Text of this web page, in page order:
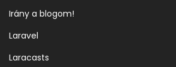
Irány a blogom!
Laravel
Laracasts